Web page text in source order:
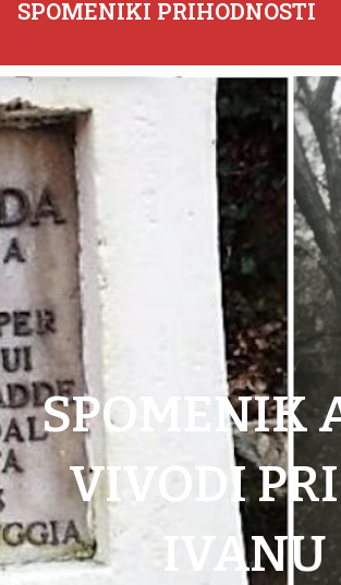
SPOMENIKI PRIHODNOSTI
SPOMENIK
VIVODI PRI
IVANU